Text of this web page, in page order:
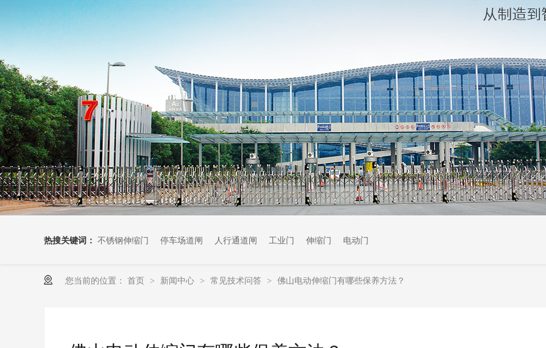
热搜关键词： 不锈钢伸缩门 停车场道闸 人行通道闸 工业门 伸缩门 电动门
您当前的位置： 首页 > 新闻中心 > 常见技术问答 > 佛山电动伸缩门有哪些保养方法？